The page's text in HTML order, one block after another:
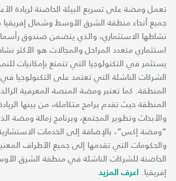
تعمل ومضة على تسريع البيئة الحاضنة لريادة
جميع أنحاء منطقة الشرق الأوسط وشمال
نشاطها الاستثماري، والذي يتضمن صندوق
استثماري متعدد المراحل والمجالات هو الأكثر
يستثمر في التكنولوجيا التي تتمتع بإمكانيات
الشركات الناشئة التي تعتمد على التكنولوجيا
المنطقة. كما تعتبر ومضة المنصة المعرفية
المنطقة حيث تقدم برامج متكاملة، من بينها
والأبحاث وتطوير المجتمع، وبرنامج زمالة ومضة
“ومضة إكس“، بالإضافة إلى الخدمات
والحكومات التي تقدمها إلى جميع الأطراف
الحاضنة للشركات الناشئة في منطقة الشرق
إفريقيا. اعرف المزيد